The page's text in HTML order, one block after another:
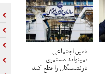
تامین اجتماعی
نمیتواند مستمری
بازنشستگان را قطع کند